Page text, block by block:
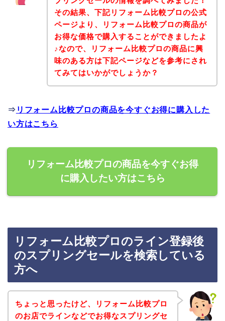
その結果、下記リフォーム比較プロの公式
ページより、リフォーム比較プロの商品が
お得な価格で購入することができましたよ
♪なので、リフォーム比較プロの商品に興
味のある方は下記ページなどを参考にされ
てみてはいかがでしょうか？
⇒ リフォーム比較プロの商品を今すぐお得に購入した
い方はこちら
リフォーム比較プロの商品を今すぐお得
に購入したい方はこちら
リフォーム比較プロのライン登録後
のスプリングセールを検索している
方へ
ちょっと思ったけど、リフォーム比較プロ
のお店でラインなどでお得なスプリングセ